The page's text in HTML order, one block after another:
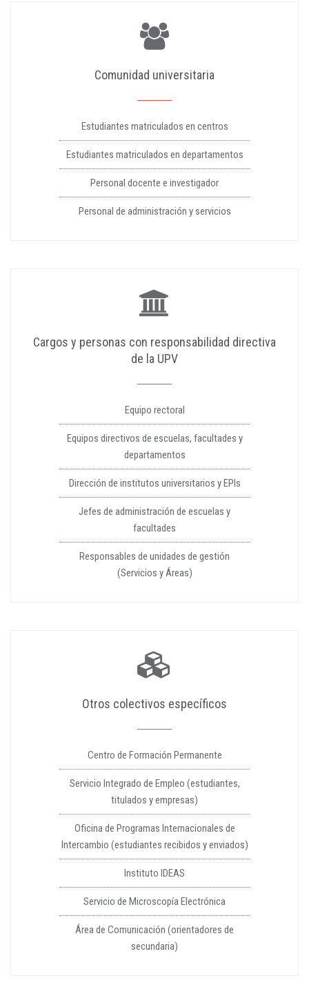
Comunidad universitaria
Estudiantes matriculados en centros
Estudiantes matriculados en departamentos
Personal docente e investigador
Personal de administración y servicios
Cargos y personas con responsabilidad directiva
de la UPV
Equipo rectoral
Equipos directivos de escuelas, facultades y
departamentos
Dirección de institutos universitarios y EPIs
Jefes de administración de escuelas y
facultades
Responsables de unidades de gestión
(Servicios y Áreas)
Otros colectivos específicos
Centro de Formación Permanente
Servicio Integrado de Empleo (estudiantes,
titulados y empresas)
Oficina de Programas Internacionales de
Intercambio (estudiantes recibidos y enviados)
Instituto IDEAS
Servicio de Microscopía Electrónica
Área de Comunicación (orientadores de
secundaria)